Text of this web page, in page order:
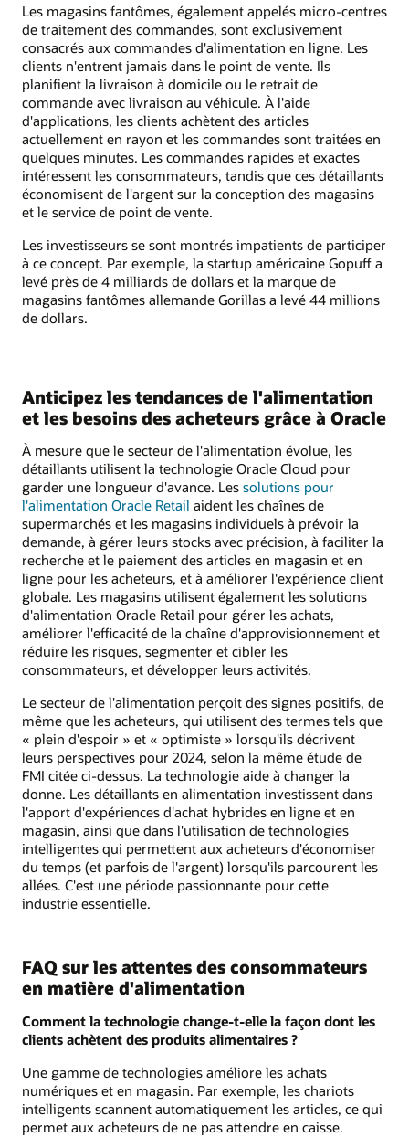
Les magasins fantômes, également appelés micro-centres
de traitement des commandes, sont exclusivement
consacrés aux commandes d'alimentation en ligne. Les
clients n'entrent jamais dans le point de vente. Ils
planifient la livraison à domicile ou le retrait de
commande avec livraison au véhicule. À l'aide
d'applications, les clients achètent des articles
actuellement en rayon et les commandes sont traitées en
quelques minutes. Les commandes rapides et exactes
intéressent les consommateurs, tandis que ces détaillants
économisent de l'argent sur la conception des magasins
et le service de point de vente.
Les investisseurs se sont montrés impatients de participer
à ce concept. Par exemple, la startup américaine Gopuff a
levé près de 4 milliards de dollars et la marque de
magasins fantômes allemande Gorillas a levé 44 millions
de dollars.
Anticipez les tendances de l'alimentation
et les besoins des acheteurs grâce à Oracle
À mesure que le secteur de l'alimentation évolue, les
détaillants utilisent la technologie Oracle Cloud pour
garder une longueur d'avance. Les solutions pour
l'alimentation Oracle Retail aident les chaînes de
supermarchés et les magasins individuels à prévoir la
demande, à gérer leurs stocks avec précision, à faciliter la
recherche et le paiement des articles en magasin et en
ligne pour les acheteurs, et à améliorer l'expérience client
globale. Les magasins utilisent également les solutions
d'alimentation Oracle Retail pour gérer les achats,
améliorer l'efficacité de la chaîne d'approvisionnement et
réduire les risques, segmenter et cibler les
consommateurs, et développer leurs activités.
Le secteur de l'alimentation perçoit des signes positifs, de
même que les acheteurs, qui utilisent des termes tels que
« plein d'espoir » et « optimiste » lorsqu'ils décrivent
leurs perspectives pour 2024, selon la même étude de
FMI citée ci-dessus. La technologie aide à changer la
donne. Les détaillants en alimentation investissent dans
l'apport d'expériences d'achat hybrides en ligne et en
magasin, ainsi que dans l'utilisation de technologies
intelligentes qui permettent aux acheteurs d'économiser
du temps (et parfois de l'argent) lorsqu'ils parcourent les
allées. C'est une période passionnante pour cette
industrie essentielle.
FAQ sur les attentes des consommateurs
en matière d'alimentation
Comment la technologie change-t-elle la façon dont les
clients achètent des produits alimentaires ?
Une gamme de technologies améliore les achats
numériques et en magasin. Par exemple, les chariots
intelligents scannent automatiquement les articles, ce qui
permet aux acheteurs de ne pas attendre en caisse.